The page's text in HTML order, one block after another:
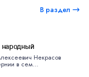
В раздел
народный
Некрасов
в сем...